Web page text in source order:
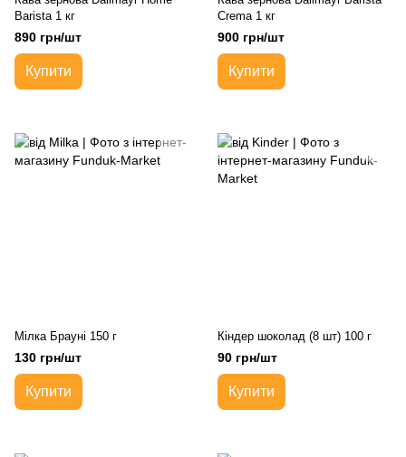
Barista 1 кг
890 грн/шт
Купити
Crema 1 кг
900 грн/шт
Купити
Мілка Брауні 150 г
130 грн/шт
Купити
Кіндер шоколад (8 шт) 100 г
90 грн/шт
Купити